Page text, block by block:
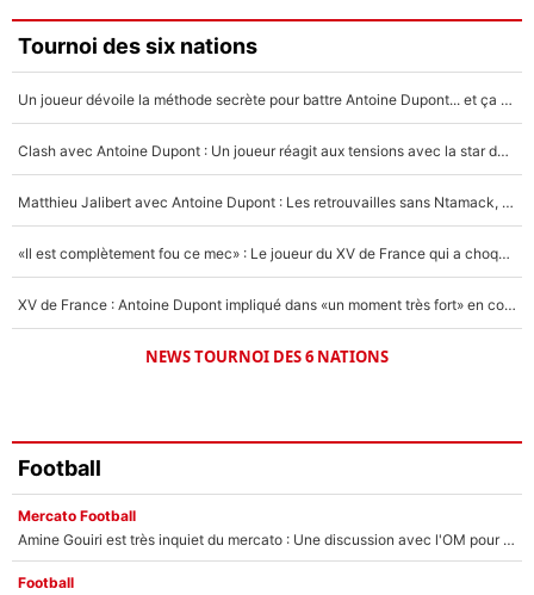
Faris Moumbagna
4%
Un autre joueur
5%
Tournoi des six nations
Un joueur dévoile la méthode secrète pour battre Antoine Dupont... et ça marche !
Clash avec Antoine Dupont : Un joueur réagit aux tensions avec la star du XV de France !
Matthieu Jalibert avec Antoine Dupont : Les retrouvailles sans Ntamack, «il y a eu des discussions»
«Il est complètement fou ce mec» : Le joueur du XV de France qui a choqué Matthieu Jalibert !
XV de France : Antoine Dupont impliqué dans «un moment très fort» en coulisses
NEWS TOURNOI DES 6 NATIONS
Football
Mercato Football
Amine Gouiri est très inquiet du mercato : Une discussion avec l'OM pour acter son transfert !
Football